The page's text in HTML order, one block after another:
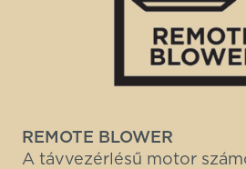
REMOTE BLOWER
A távvezérlésű motor